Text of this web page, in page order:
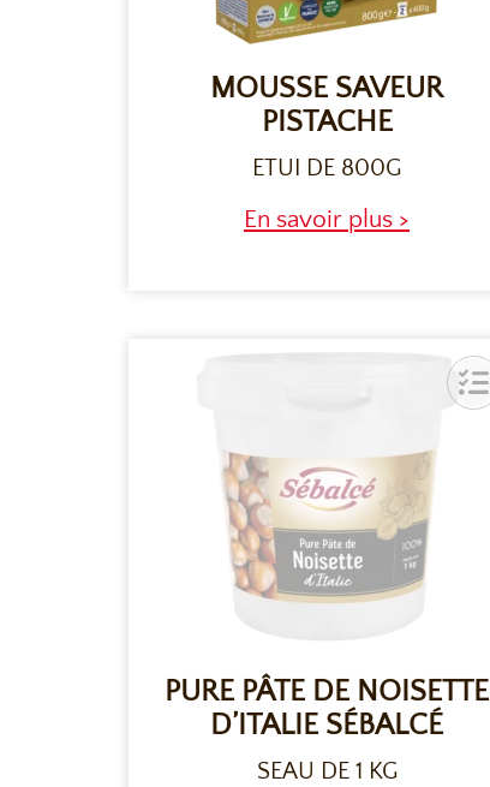
MOUSSE SAVEUR
PISTACHE
ETUI DE 800G
En savoir plus >
PURE PÂTE DE NOISETTE
D’ITALIE SÉBALCÉ
SEAU DE 1 KG